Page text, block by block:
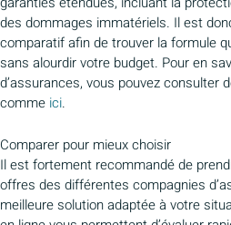
des dommages immatériels. Il est
comparatif afin de trouver la formule
sans alourdir votre budget. Pour en
d’assurances, vous pouvez consulter
comme ici.
Comparer pour mieux choisir
Il est fortement recommandé de
offres des différentes compagnies
meilleure solution adaptée à votre